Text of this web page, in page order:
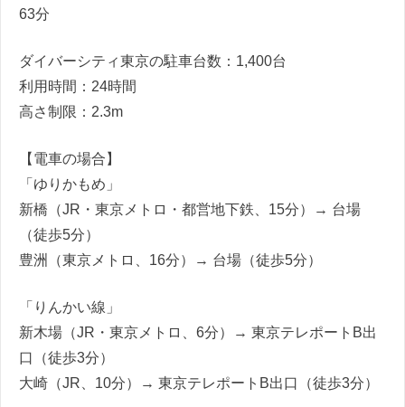
63分
ダイバーシティ東京の駐車台数：1,400台
利用時間：24時間
高さ制限：2.3m
【電車の場合】
「ゆりかもめ」
新橋（JR・東京メトロ・都営地下鉄、15分）→ 台場
（徒歩5分）
豊洲（東京メトロ、16分）→ 台場（徒歩5分）
「りんかい線」
新木場（JR・東京メトロ、6分）→ 東京テレポートB出
口（徒歩3分）
大崎（JR、10分）→ 東京テレポートB出口（徒歩3分）